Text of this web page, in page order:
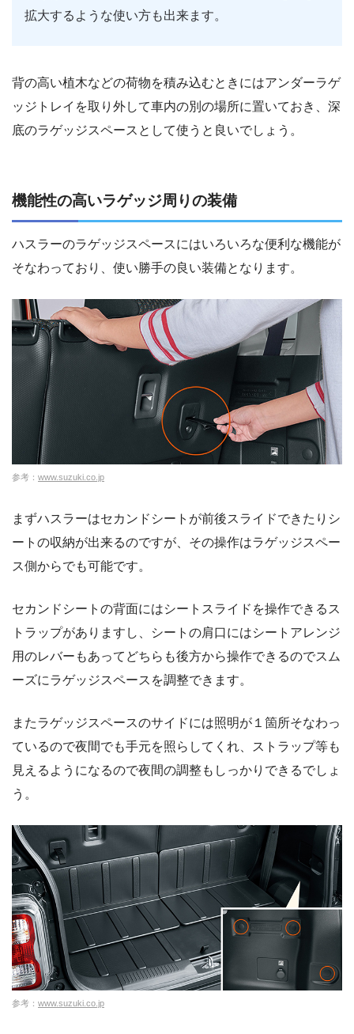
拡大するような使い方も出来ます。
背の高い植木などの荷物を積み込むときにはアンダーラゲ
ッジトレイを取り外して車内の別の場所に置いておき、深
底のラゲッジスペースとして使うと良いでしょう。
機能性の高いラゲッジ周りの装備
ハスラーのラゲッジスペースにはいろいろな便利な機能が
そなわっており、使い勝手の良い装備となります。
参考： www.suzuki.co.jp
まずハスラーはセカンドシートが前後スライドできたりシ
ートの収納が出来るのですが、その操作はラゲッジスペー
ス側からでも可能です。
セカンドシートの背面にはシートスライドを操作できるス
トラップがありますし、シートの肩口にはシートアレンジ
用のレバーもあってどちらも後方から操作できるのでスム
ーズにラゲッジスペースを調整できます。
またラゲッジスペースのサイドには照明が１箇所そなわっ
ているので夜間でも手元を照らしてくれ、ストラップ等も
見えるようになるので夜間の調整もしっかりできるでしょ
う。
参考： www.suzuki.co.jp